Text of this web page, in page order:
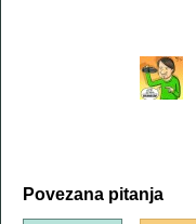
Povezana pitanja